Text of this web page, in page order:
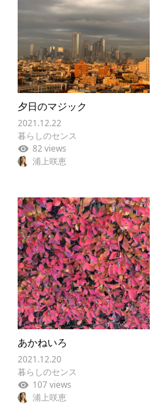
夕日のマジック
2021.12.22
暮らしのセンス
82 views
浦上咲恵
あかねいろ
2021.12.20
暮らしのセンス
107 views
浦上咲恵